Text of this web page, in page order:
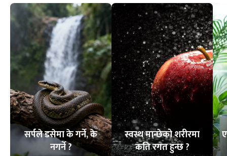
सर्पले डसेमा के गर्ने, के
नगर्ने ?
स्वस्थ मान्छेको शरीरमा
कति रगत हुन्छ ?